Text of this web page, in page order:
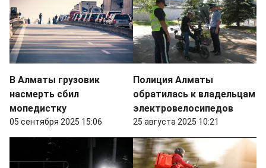
В Алматы грузовик
насмерть сбил
мопедистку
05 сентября 2025 15:06
Полиция Алматы
обратилась к владельцам
электровелосипедов
25 августа 2025 10:21